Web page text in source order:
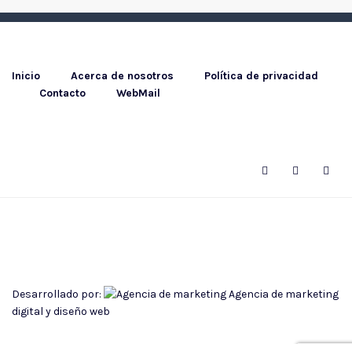
Inicio Acerca de nosotros
Política de privacidad
Contacto
WebMail
Desarrollado por:
Agencia de marketing
digital ydiseño web